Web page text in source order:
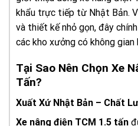
khẩu trực tiếp từ Nhật Bản.
và thiết kế nhỏ gọn, đây
các kho xưởng có không gian
Tại Sao Nên Chọn Xe
Tấn?
Xuất Xứ Nhật Bản – Chất
Xe nâng điện TCM 1.5 tấn